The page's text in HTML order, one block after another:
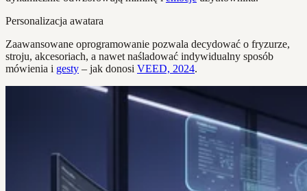
Personalizacja awatara
Zaawansowane oprogramowanie pozwala decydować o fryzurze,
stroju, akcesoriach, a nawet naśladować indywidualny sposób
mówienia i gesty – jak donosi VEED, 2024.